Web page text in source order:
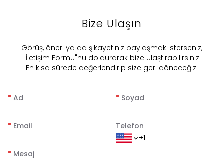
Bize Ulaşın
​Görüş, öneri ya da şikayetiniz paylaşmak isterseniz,
"İletişim Formu"nu doldurarak bize ulaştırabilirsiniz.
En kısa sürede değerlendirip size geri döneceğiz.
* Ad * Soyad
* Email Telefon
* Mesaj